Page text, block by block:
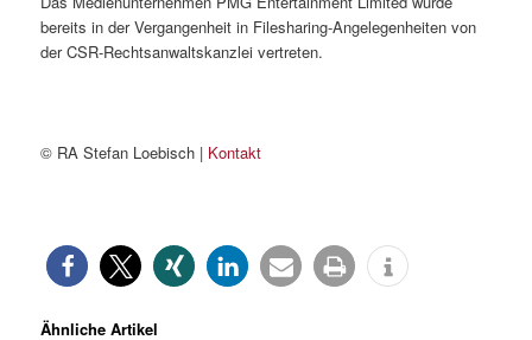
bereits in der Vergangenheit in Filesharing-Angelegenheiten von
der CSR-Rechtsanwaltskanzlei vertreten.
© RA Stefan Loebisch | Kontakt
Ähnliche Artikel